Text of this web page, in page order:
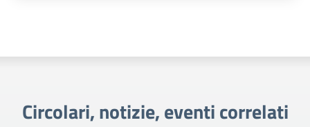
Circolari, notizie, eventi correlati